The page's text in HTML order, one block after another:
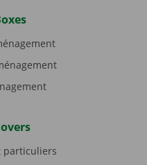
particuliers